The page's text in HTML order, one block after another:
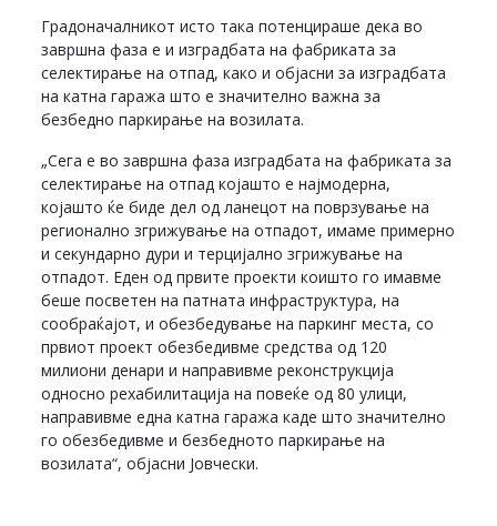
Градоначалникот исто така потенцираше дека во
завршна фаза е и изградбата на фабриката за
селектирање на отпад, како и објасни за изградбата
на катна гаража што е значително важна за
безбедно паркирање на возилата.
„Сега е во завршна фаза изградбата на фабриката за
селектирање на отпад којашто е најмодерна,
којашто ќе биде дел од ланецот на поврзување на
регионално згрижување на отпадот, имаме примерно
и секундарно дури и терцијално згрижување на
отпадот. Еден од првите проекти коишто го имавме
беше посветен на патната инфраструктура, на
сообраќајот, и обезбедување на паркинг места, со
првиот проект обезбедивме средства од 120
милиони денари и направивме реконструкција
односно рехабилитација на повеќе од 80 улици,
направивме една катна гаража каде што значително
го обезбедивме и безбедното паркирање на
возилата“, објасни Јовчески.